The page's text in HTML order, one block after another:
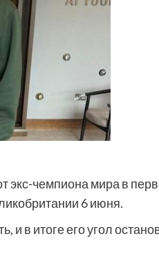
экс-чемпиона мира в
6 июня.
и в итоге его угол